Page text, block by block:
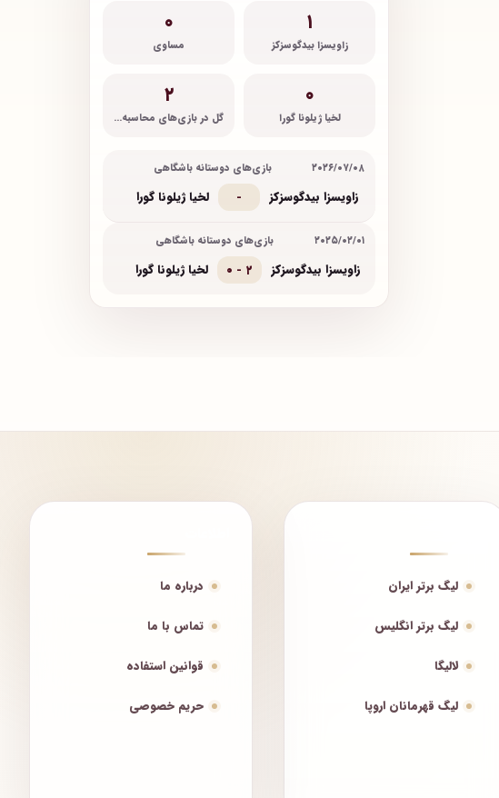
۱
زاویسزا بیدگوسزکز
۰
مساوی
۰
لخیا ژیلونا گورا
۲
گل در بازی‌های محاسبه‌شده
۲۰۲۶/۰۷/۰۸ بازی‌های دوستانه باشگاهی
زاویسزا بیدگوسزکز - لخیا ژیلونا گورا
۲۰۲۵/۰۲/۰۱ بازی‌های دوستانه باشگاهی
زاویسزا بیدگوسزکز ۰ - ۲ لخیا ژیلونا گورا
لیگ برتر ایران
لیگ برتر انگلیس
لالیگا
لیگ قهرمانان اروپا
درباره ما
تماس با ما
قوانین استفاده
حریم خصوصی